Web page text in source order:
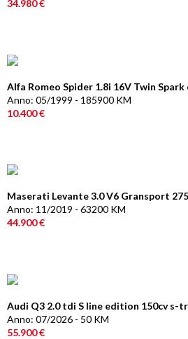
34.980 €
Alfa Romeo Spider 1.8i 16V Twin Spark
Anno: 05/1999 - 185900 KM
10.400 €
Maserati Levante 3.0 V6 Gransport
Anno: 11/2019 - 63200 KM
44.900 €
Audi Q3 2.0 tdi S line edition 150cv s-
Anno: 07/2026 - 50 KM
55.900 €